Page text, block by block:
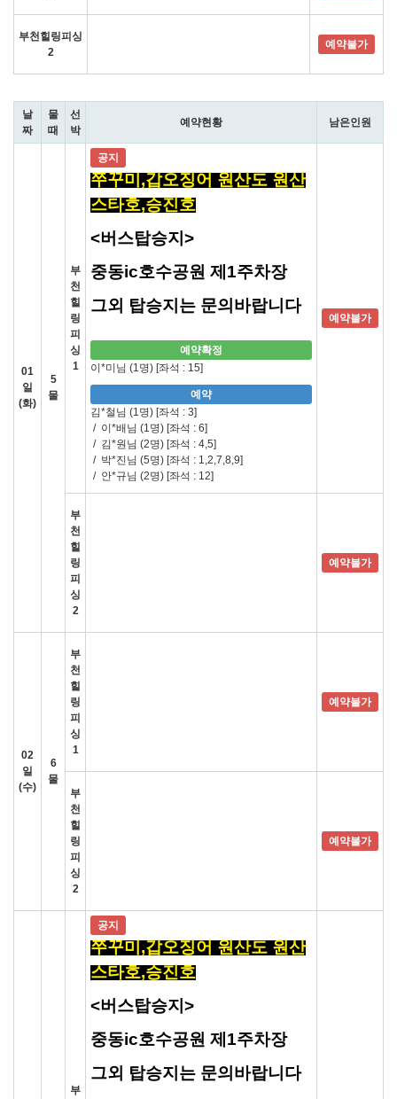
부천힐링피싱
2
예약불가
날
짜
물
때
선
박
예약현황 남은인원
01
일
(화)
5
물
부
천
힐
링
피
싱
1
공지
쭈꾸미,갑오징어 원산도 원산
스타호,승진호
<버스탑승지>
중동ic호수공원 제1주차장
그외 탑승지는 문의바랍니다
예약확정
이*미님 (1명) [좌석 : 15]
예약
김*철님 (1명) [좌석 : 3]
/ 이*배님 (1명) [좌석 : 6]
/ 김*원님 (2명) [좌석 : 4,5]
/ 박*진님 (5명) [좌석 : 1,2,7,8,9]
/ 안*규님 (2명) [좌석 : 12]
예약불가
부
천
힐
링
피
싱
2
예약불가
02
일
(수)
6
물
부
천
힐
링
피
싱
1
예약불가
부
천
힐
링
피
싱
2
예약불가
부
공지
쭈꾸미,갑오징어 원산도 원산
스타호,승진호
<버스탑승지>
중동ic호수공원 제1주차장
그외 탑승지는 문의바랍니다